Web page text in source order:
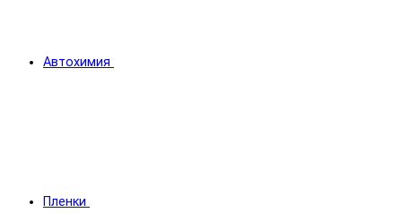
Автохимия
Пленки